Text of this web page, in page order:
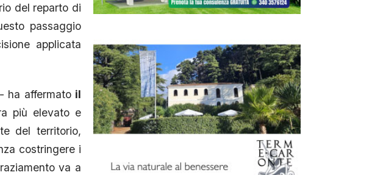
del reparto di
passaggio
applicata
ha affermato il
più elevato e
del territorio,
costringere i
va a